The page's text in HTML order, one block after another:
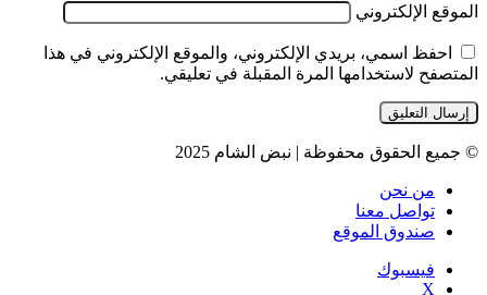
الموقع الإلكتروني
احفظ اسمي، بريدي الإلكتروني، والموقع الإلكتروني في هذا
المتصفح لاستخدامها المرة المقبلة في تعليقي.
© جميع الحقوق محفوظة | نبض الشام 2025
من نحن
تواصل معنا
صندوق الموقع
فيسبوك
‫X